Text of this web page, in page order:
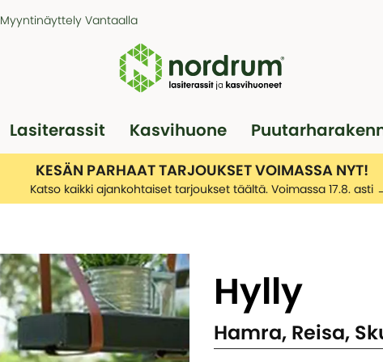
Myyntinäyttely Vantaalla
Lasiterassit Kasvihuone
Pergola
Autotallit
KESÄN PARHAAT TARJOUKSET VOIMASSA NYT!
Katso kaikki ajankohtaiset tarjoukset täältä. Voimassa 17.8. asti
Hylly
Hamra, Reisa,